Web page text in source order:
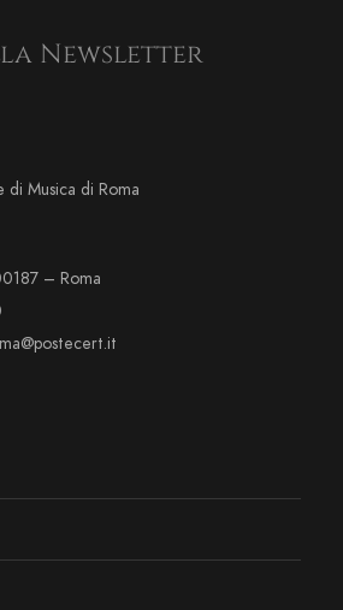
Newsletter
Musica di Roma
– Roma